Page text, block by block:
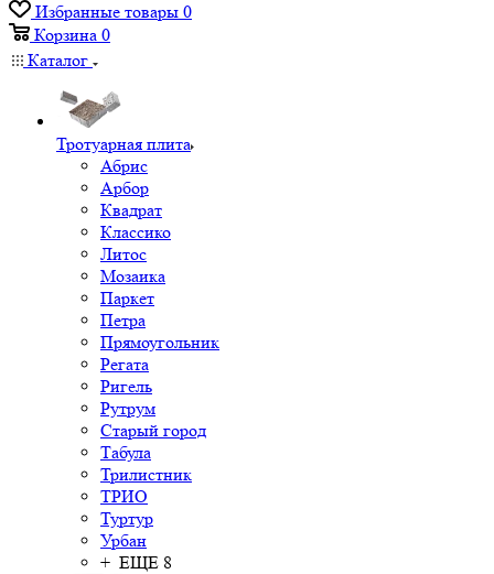
Избранные товары 0
Корзина 0
Каталог
Тротуарная плита
Абрис
Арбор
Квадрат
Классико
Литос
Мозаика
Паркет
Петра
Прямоугольник
Регата
Ригель
Рутрум
Старый город
Табула
Трилистник
ТРИО
Туртур
Урбан
+ ЕЩЕ 8